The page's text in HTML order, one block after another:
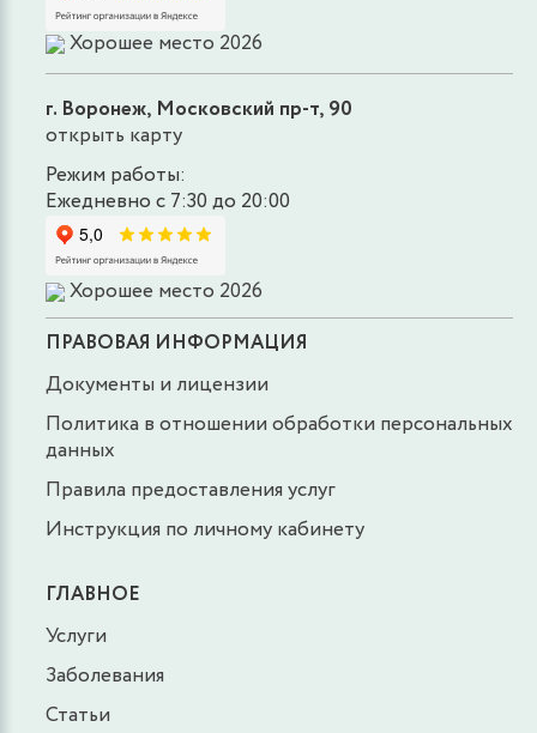
Хорошее место 2026
г. Воронеж, Московский пр-т, 90
открыть карту
Режим работы:
Ежедневно с 7:30 до 20:00
Хорошее место 2026
ПРАВОВАЯ ИНФОРМАЦИЯ
Документы и лицензии
Политика в отношении обработки персональных
данных
Правила предоставления услуг
Инструкция по личному кабинету
ГЛАВНОЕ
Услуги
Заболевания
Статьи